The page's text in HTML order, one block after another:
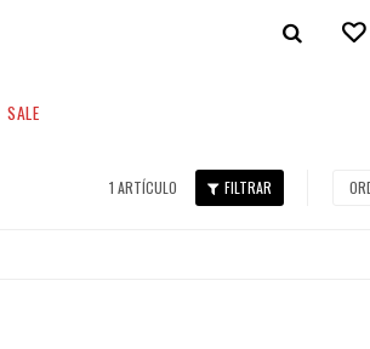
SALE
1 ARTÍCULO